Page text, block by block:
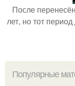
После
лет, но тот
Популярные